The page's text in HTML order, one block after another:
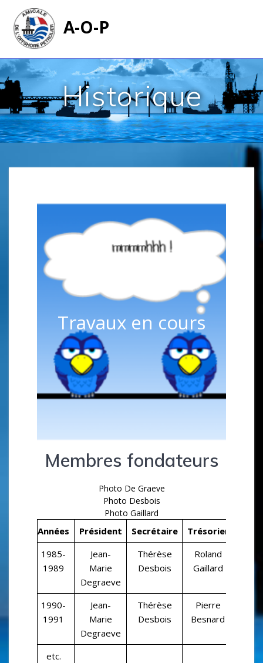
Historique
Travaux en cours
Membres fondateurs
Photo De Graeve
Photo Desbois
Photo Gaillard
Années Président Secrétaire
Trésorier
1985-
1989
Jean-
Marie
Degraeve
Thérèse
Desbois
Roland
Gaillard
1990-
1991
Jean-
Marie
Degraeve
Thérèse
Desbois
Pierre
Besnard
etc.